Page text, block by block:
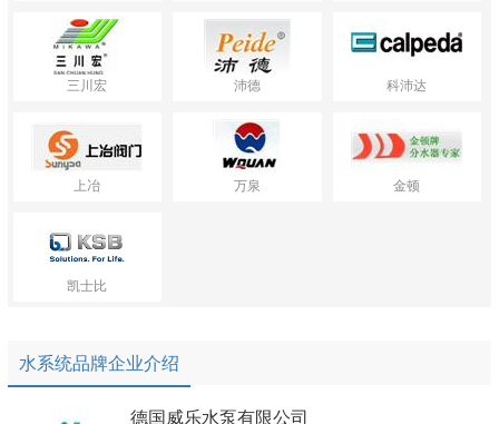
三川宏 沛德 科沛达
上冶 万泉 金顿
凯士比
水系统品牌企业介绍
德国威乐水泵有限公司